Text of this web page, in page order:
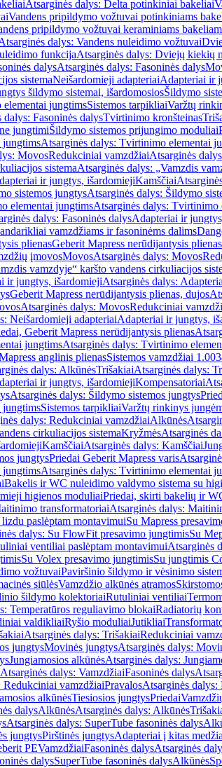
Atsarginės dalys: Delta potinkiniai bakeliai
Vandens pripildymo vožtuvai potinkiniams
pripildymo vožtuvai keraminiams
dalys: Vandens nuleidimo vožtuvai
funkcijaAtsarginės dalys: Dviejų kiekių
dalysAtsarginės dalys: Fasoninės dalys
sistemaNeišardomieji adapteriaiAdapteriai ir
šildymo sistemai, išardomosiosŠildymo
jungtimsSistemos tarpikliaiVaržtų
dalys: Fasoninės dalysTvirtinimo kronšteinas
jungtimiŠildymo sistemos prijungimo moduliai
Atsarginės dalys: Tvirtinimo elementai
MovosRedukciniai vamzdžiaiAtsarginės
sistemaAtsarginės dalys: „Vamzdis
ir jungtys, išardomiejiKamščiai
sistemos jungtysAtsarginės dalys: Šildymo
elementai jungtimsAtsarginės dalys: Tvirtinimo
dalys: Fasoninės dalysAdapteriai ir
vamzdžiams ir fasoninėms dalims
plienasGeberit Mapress nerūdijantysis plienas
įmovosMovosAtsarginės dalys: Movos
vamzdyje“ karšto vandens cirkuliacijos
ir jungtys, išardomiejiAtsarginės dalys:
Geberit Mapress nerūdijantysis plienas, dujos
Atsarginės dalys: MovosRedukciniai
Neišardomieji adapteriaiAdapteriai ir jungtys,
Geberit Mapress nerūdijantysis plienas
jungtimsAtsarginės dalys: Tvirtinimo
anglinis plienasSistemos vamzdžiai
dalys: AlkūnėsTrišakiaiAtsarginės dalys:
ir jungtys, išardomiejiKompensatoriai
Atsarginės dalys: Šildymo sistemos jungtys
Sistemos tarpikliaiVaržtų rinkinys
dalys: Redukciniai vamzdžiaiAlkūnės
cirkuliacijos sistemaKryžmėsAtsarginės
KamščiaiAtsarginės dalys: Kamščiai
jungtysPriedai Geberit Mapress varis
Atsarginės dalys: Tvirtinimo elementai
Bakelis ir WC nuleidimo valdymo sistema su
higienos moduliaiPriedai, skirti bakelių ir
transformatoriaiAtsarginės dalys:
paslėptam montavimuiSu Mapress
dalys: Su FlowFit presavimo jungtimisSu
ventiliai paslėptam montavimuiAtsarginės
Su Volex presavimo jungtimisSu jungtimis
vožtuvaiPaviršinio šildymo ir vėsinimo
siūlėsVamzdžio alkūnės atramos
šildymo kolektoriaiRutuliniai ventiliai
Temperatūros reguliavimo blokaiRadiatorių
valdikliaiRyšio moduliaiJutikliai
Atsarginės dalys: TrišakiaiRedukciniai
jungtysMovinės jungtysAtsarginės dalys:
Jungiamosios alkūnėsAtsarginės dalys:
Atsarginės dalys: VamzdžiaiFasoninės dalys
Redukciniai vamzdžiaiPravalosAtsarginės dalys:
alkūnėsTiesiosios jungtysPriedai
dalysAlkūnėsAtsarginės dalys: Alkūnės
Atsarginės dalys: SuperTube fasoninės dalys
jungtysPirštinės jungtysAdapteriai į kitas
PEVamzdžiaiFasoninės dalysAtsarginės
dalysSuperTube fasoninės dalysAlkūnės